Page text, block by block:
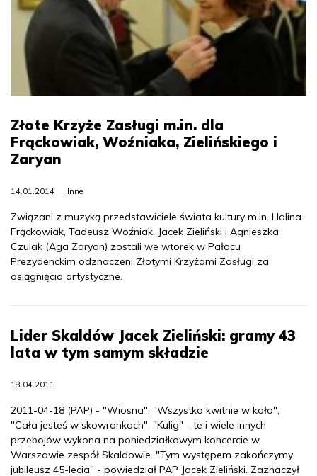
Złote Krzyże Zasługi m.in. dla
Frąckowiak, Woźniaka, Zielińskiego i
Zaryan
14.01.2014 Inne
Związani z muzyką przedstawiciele świata kultury m.in. Halina
Frąckowiak, Tadeusz Woźniak, Jacek Zieliński i Agnieszka
Czulak (Aga Zaryan) zostali we wtorek w Pałacu
Prezydenckim odznaczeni Złotymi Krzyżami Zasługi za
osiągnięcia artystyczne.
Lider Skaldów Jacek Zieliński: gramy 43
lata w tym samym składzie
18.04.2011
2011-04-18 (PAP) - "Wiosna", "Wszystko kwitnie w koło",
"Cała jesteś w skowronkach", "Kulig" - te i wiele innych
przebojów wykona na poniedziałkowym koncercie w
Warszawie zespół Skaldowie. "Tym występem zakończymy
jubileusz 45-lecia" - powiedział PAP Jacek Zieliński. Zaznaczył